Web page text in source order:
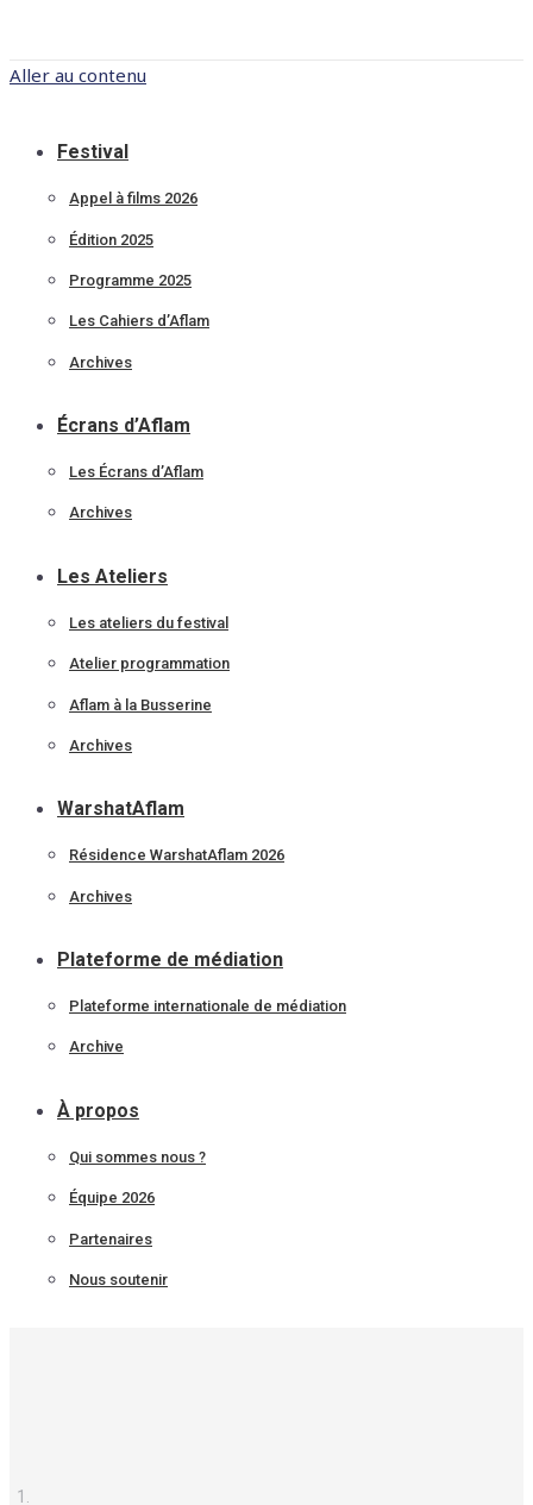
Aller au contenu
Festival
Appel à films 2026
Édition 2025
Programme 2025
Les Cahiers d’Aflam
Archives
Écrans d’Aflam
Les Écrans d’Aflam
Archives
Les Ateliers
Les ateliers du festival
Atelier programmation
Aflam à la Busserine
Archives
WarshatAflam
Résidence WarshatAflam 2026
Archives
Plateforme de médiation
Plateforme internationale de médiation
Archive
À propos
Qui sommes nous ?
Équipe 2026
Partenaires
Nous soutenir